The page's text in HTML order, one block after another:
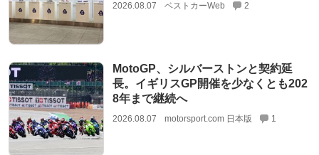
2026.08.07 ベストカーWeb 2
MotoGP、シルバーストンと契約延
長。イギリスGP開催を少なくとも202
8年まで継続へ
2026.08.07 motorsport.com 日本版 1